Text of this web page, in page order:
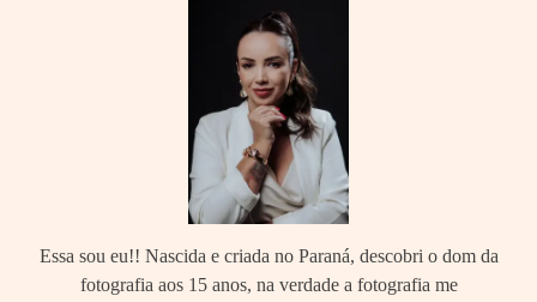
Essa sou eu!! Nascida e criada no Paraná, descobri o dom da
fotografia aos 15 anos, na verdade a fotografia me